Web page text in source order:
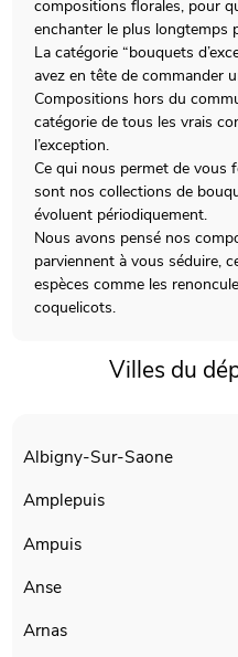
compositions florales, pour
enchanter le plus longtemps
La catégorie “bouquets
avez en tête de commander
Compositions hors du
catégorie de tous les vrais
l’exception.
Ce qui nous permet de vous
sont nos collections de
évoluent périodiquement.
Nous avons pensé nos
parviennent à vous séduire,
espèces comme les
coquelicots.
Villes du
Albigny-Sur-Saone
Amplepuis
Ampuis
Anse
Arnas